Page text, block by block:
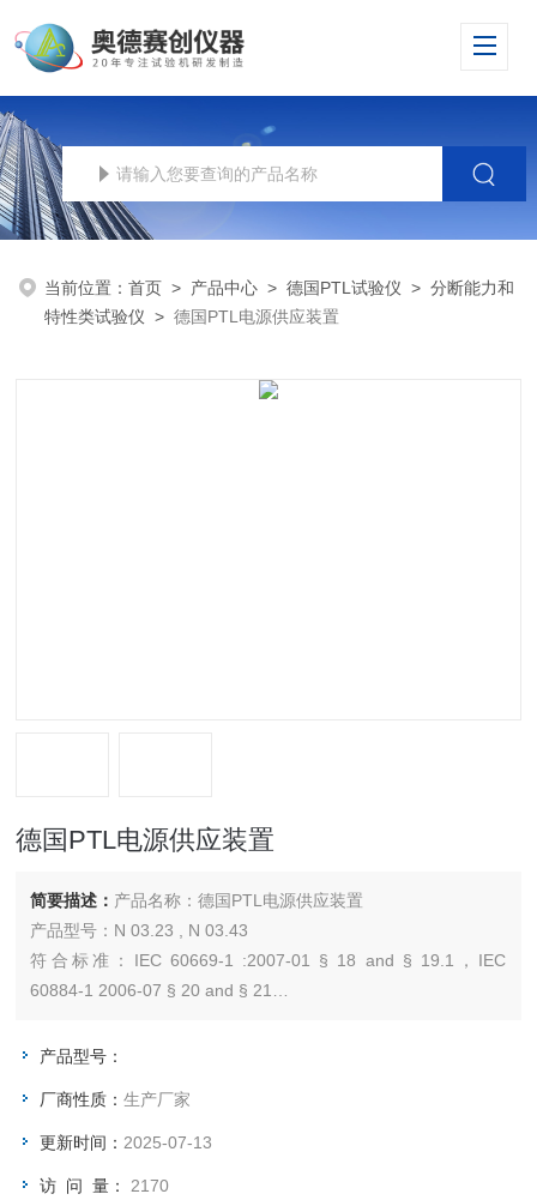
当前位置：首页 > 产品中心 >德国PTL试验仪 >分断能力和
特性类试验仪 >德国PTL电源供应装置
德国PTL电源供应装置
简要描述： 产品名称：德国PTL电源供应装置
产品型号：N 03.23 , N 03.43
符合标准：IEC 60669-1 :2007-01 § 18 and § 19.1，IEC
60884-1 2006-07 § 20 and § 21
的分断能力。电源供应装置带欧姆和电感应负载单元，仅用于交
产品型号：
厂商性质：生产厂家
更新时间： 2025-07-13
访 问 量： 2170